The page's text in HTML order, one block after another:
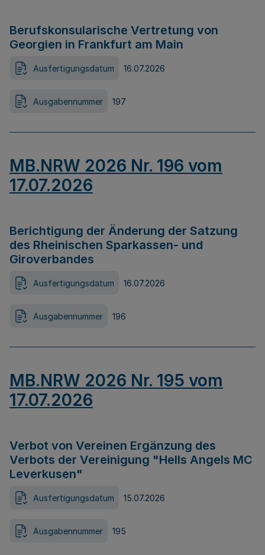
Berufskonsularische Vertretung von
Georgien in Frankfurt am Main
Ausfertigungsdatum 16.07.2026
Ausgabennummer 197
MB.NRW 2026 Nr. 196 vom
17.07.2026
Berichtigung der Änderung der Satzung
des Rheinischen Sparkassen- und
Giroverbandes
Ausfertigungsdatum 16.07.2026
Ausgabennummer 196
MB.NRW 2026 Nr. 195 vom
17.07.2026
Verbot von Vereinen Ergänzung des
Verbots der Vereinigung "Hells Angels MC
Leverkusen"
Ausfertigungsdatum 15.07.2026
Ausgabennummer 195